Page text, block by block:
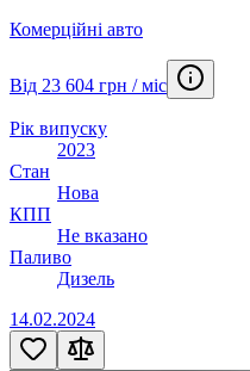
Комерційні авто
Від 23 604 грн / міс
Рік випуску
2023
Стан
Нова
КПП
Не вказано
Паливо
Дизель
14.02.2024